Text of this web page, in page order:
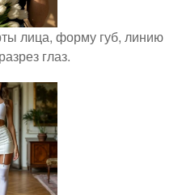
лица, форму губ, линию
глаз.